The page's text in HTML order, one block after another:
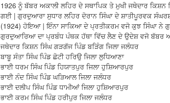
1926 ਨੂੰ ਬੱਬਰ ਅਕਾਲੀ ਲਹਿਰ ਦੇ ਸਥਾਪਿਕ ਤੇ ਮੁਖੀ ਜਥੇਦਾਰ
ਗਈ | ਗੁਰਦੁਆਰਾ ਸੁਧਾਰ ਲਹਿਰ ਦੋਰਾਨ ਸਿੰਘਾ ਦੇ ਸ਼ਾਤੀਪੂਰਵਕ
(1924) ਹੋਇਆ | ਇੰਨਾ ਸਾਕਿਆ ਦੇ ਪ੍ਰਤੀਕਰਮ ਵਜੋ ਕੁਝ ਸਿੰਘਾ ਨੇ
ਗੁਰਦੁਆਰਿਆ ਦਾ ਪ੍ਰਬੰਧ ਪੰਥਕ ਹੱਥਾ ਵਿੱਚ ਲੈਣ ਦੇ ਉਦੇਸ਼ ਵਜੋ ਬੱਬਰ
ਜਥੇਦਾਰ ਕਿਸ਼ਨ ਸਿੰਘ ਗੜਗੱਜ ਪਿੰਡ ਬੜਿੰਗ ਜਿਲਾ ਜਲੰਧਰ
ਬਾਬੂ ਸੰਤਾ ਸਿੰਘ ਪਿੰਡ ਛੋਟੀ ਹਰਿਉ ਜਿਲਾ ਲੁਧਿਆਣਾ
ਭਾਈ ਧਰਮ ਸਿੰਘ ਪਿੰਡ ਹਿਯਾਤਪੁਰ ਜਿਲਾ ਹੁਸ਼ਿਆਰਪੁਰ
ਭਾਈ ਨੰਦ ਸਿੰਘ ਪਿੰਡ ਘੜਿਆਲ ਜਿਲਾ ਜਲੰਧਰ
ਭਾਈ ਦਲੀਪ ਸਿੰਘ ਪਿੰਡ ਧਾਮੀਆਂ ਜਿਲਾ ਹੁਸ਼ਿਆਰਪੁਰ
ਭਾਈ ਕਰਮ ਸਿੰਘ ਪਿੰਡ ਹਰੀਪੁਰ ਜਿਲਾ ਜਲੰਧਰ